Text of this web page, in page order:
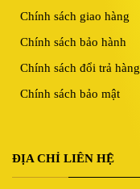
Chính sách giao hàng
Chính sách bảo hành
Chính sách đổi trả hàng
Chính sách bảo mật
ĐỊA CHỈ LIÊN HỆ